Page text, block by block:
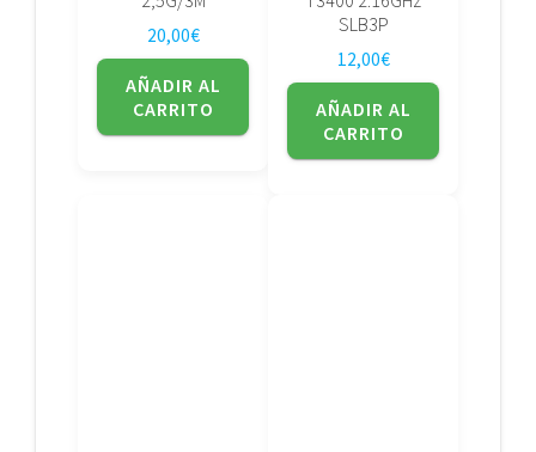
20,00€
AÑADIR AL
CARRITO
SLB3P
12,00€
AÑADIR AL
CARRITO